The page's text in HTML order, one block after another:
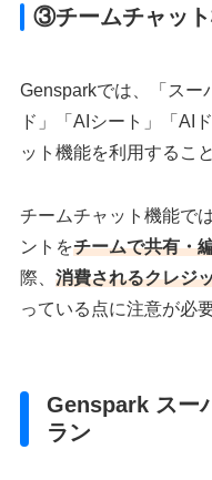
③チームチャッ
Gensparkでは、「スー
ド」「AIシート」「AI
ット機能を利用するこ
チームチャット機能で
ントをチームで共有・
際、消費されるクレジ
っている点に注意が必
Genspark スー
ラン